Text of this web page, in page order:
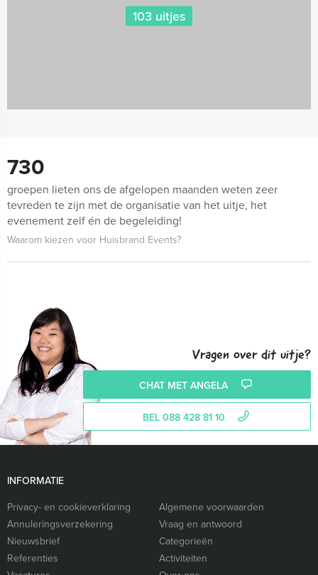
103 uitjes
730
groepen lieten ons de afgelopen maanden weten zeer
tevreden te zijn met de organisatie van het uitje, het
evenement zelf én de begeleiding!
Waarom kiezen voor Huisbrand Events?
Vragen over dit uitje?
CHAT MET ANGELA
BEL 088 428 81 10
INFORMATIE
Privacy- en cookieverklaring
Algemene voorwaarden
Annuleringsverzekering
Vraag en antwoord
Nieuwsbrief
Categorieën
Referenties
Activiteiten